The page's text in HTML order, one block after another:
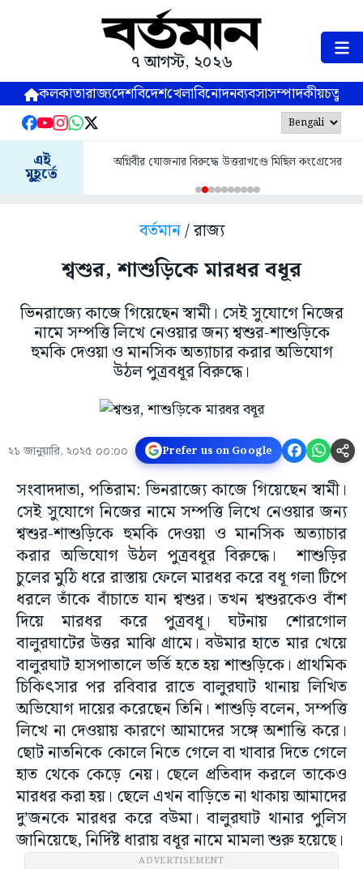
৭ আগস্ট, ২০২৬
কলকাতারাজ্যদেশবিদেশখেলাবিনোদনব্যবসাসম্পাদকীয়
এই
মুহূর্তে
অগ্নিবীর যোজনার বিরুদ্ধে উত্তরাখণ্ডে মিছিল কংগ্রেসের
বর্তমান/ রাজ্য
শ্বশুর, শাশুড়িকে মারধর বধূর
ভিনরাজ্যে কাজে গিয়েছেন স্বামী। সেই সুযোগে নিজের
নামে সম্পত্তি লিখে নেওয়ার জন্য শ্বশুর-শাশুড়িকে
হুমকি দেওয়া ও মানসিক অত্যাচার করার অভিযোগ
উঠল পুত্রবধূর বিরুদ্ধে।
২১ জানুয়ারি, ২০২৫ ০০:০০ Prefer us on Google
সংবাদদাতা, পতিরাম: ভিনরাজ্যে কাজে গিয়েছেন স্বামী।
সেই সুযোগে নিজের নামে সম্পত্তি লিখে নেওয়ার জন্য
শ্বশুর-শাশুড়িকে হুমকি দেওয়া ও মানসিক অত্যাচার
করার অভিযোগ উঠল পুত্রবধূর বিরুদ্ধে। শাশুড়ির
চুলের মুঠি ধরে রাস্তায় ফেলে মারধর করে বধূ গলা টিপে
ধরলে তাঁকে বাঁচাতে যান শ্বশুর। তখন শ্বশুরকেও বাঁশ
দিয়ে মারধর করে পুত্রবধূ। ঘটনায় শোরগোল
বালুরঘাটের উত্তর মাঝি গ্রামে। বউমার হাতে মার খেয়ে
বালুরঘাট হাসপাতালে ভর্তি হতে হয় শাশুড়িকে। প্রাথমিক
চিকিৎসার পর রবিবার রাতে বালুরঘাট থানায় লিখিত
অভিযোগ দায়ের করেছেন তিনি। শাশুড়ি বলেন, সম্পত্তি
লিখে না দেওয়ায় কারণে আমাদের সঙ্গে অশান্তি করে।
ছোট নাতনিকে কোলে নিতে গেলে বা খাবার দিতে গেলে
হাত থেকে কেড়ে নেয়। ছেলে প্রতিবাদ করলে তাকেও
মারধর করা হয়। ছেলে এখন বাড়িতে না থাকায় আমাদের
দু’জনকে মারধর করে বউমা। বালুরঘাট থানার পুলিস
জানিয়েছে, নির্দিষ্ট ধারায় বধূর নামে মামলা শুরু হয়েছে।
ADVERTISEMENT